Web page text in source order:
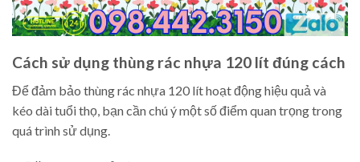
Cách sử dụng thùng rác nhựa 120 lít đúng cách
Để đảm bảo thùng rác nhựa 120 lít hoạt động hiệu quả và
kéo dài tuổi thọ, bạn cần chú ý một số điểm quan trọng trong
quá trình sử dụng.